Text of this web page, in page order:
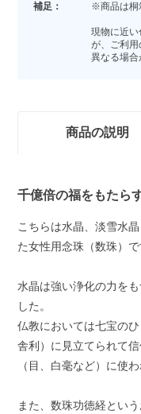
補足：
※商品は桐
現物に近
が、ご利
異なる場合
商品の説明
千億倍の福をもたら
こちらは水晶、淡雪水
た女性用念珠（数珠）で
水晶は強い浄化の力を
した。
仏教においては七宝の
舎利）に見立てられて
（目、白毫など）に使
また、数珠功徳経とい